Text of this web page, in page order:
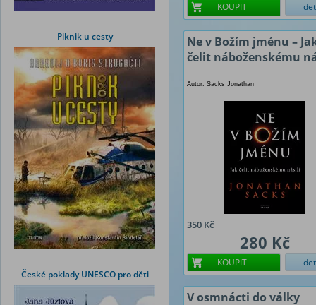
Piknik u cesty
České poklady UNESCO pro děti
KOUPIT
Ne v Božím jménu –
čelit náboženskému
Autor: Sacks Jonathan
350 Kč
280 Kč
KOUPIT
V osmnácti do války